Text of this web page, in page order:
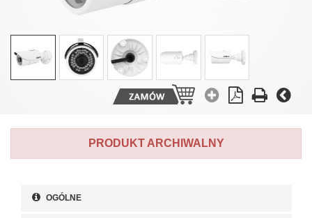
PRODUKT ARCHIWALNY
OGÓLNE